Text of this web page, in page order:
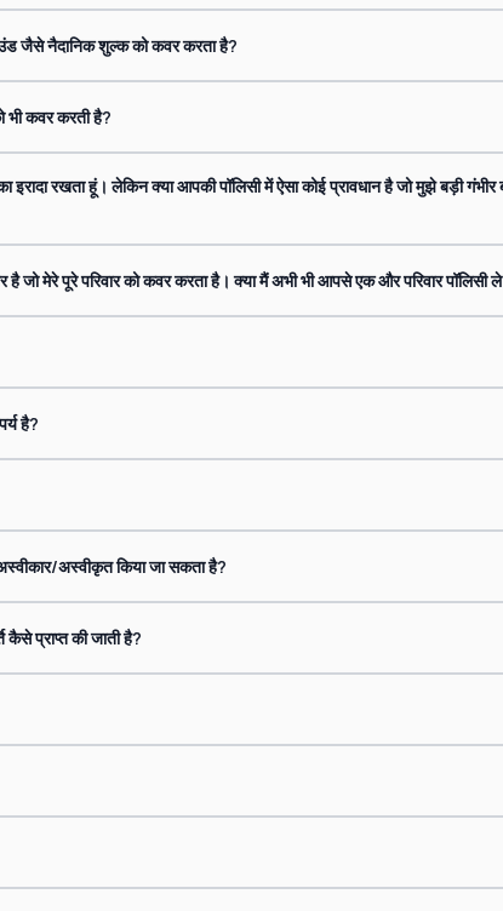
जैसे नैदानिक शुल्क को कवर करता है?
भी कवर करती है?
रखता हूं। लेकिन क्या आपकी पॉलिसी में ऐसा कोई प्रावधान है जो मुझे बड़ी
है जो मेरे पूरे परिवार को कवर करता है। क्या मैं अभी भी आपसे एक और परिवार पॉलिसी
है?
अस्वीकृत किया जा सकता है?
कैसे प्राप्त की जाती है?